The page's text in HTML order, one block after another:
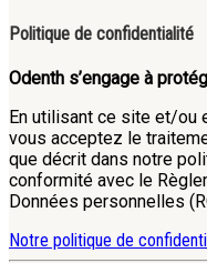
Politique de confidentialité
Odenth s’engage à
En utilisant ce site et/ou
vous acceptez le
que décrit dans notre
conformité avec le
Données personnelles
Notre politique de